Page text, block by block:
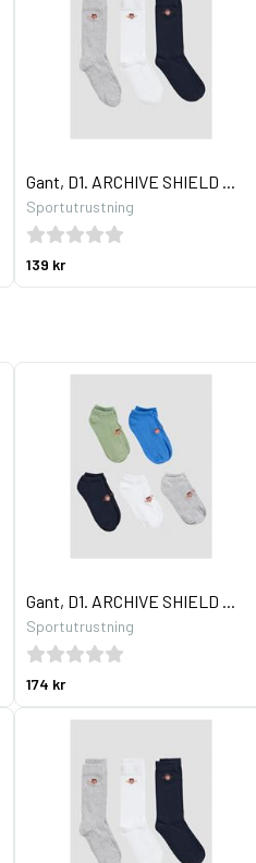
Gant, D1. ARCHIVE SHIELD ...
Sportutrustning
139 kr
Gant, D1. ARCHIVE SHIELD ...
Sportutrustning
174 kr